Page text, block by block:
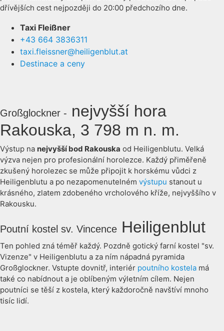
dřívějších cest nejpozději do 20:00 předchozího dne.
Taxi Fleißner
+43 664 3836311
taxi.fleissner@heiligenblut.at
Destinace a ceny
Großglockner - nejvyšší hora
Rakouska, 3 798 m n. m.
Výstup na nejvyšší bod Rakouska od Heiligenblutu. Velká
výzva nejen pro profesionální horolezce. Každý přiměřeně
zkušený horolezec se může připojit k horskému vůdci z
Heiligenblutu a po nezapomenutelném výstupu stanout u
krásného, zlatem zdobeného vrcholového kříže, nejvyššího v
Rakousku.
Poutní kostel sv. Vincence Heiligenblut
Ten pohled zná téměř každý. Pozdně gotický farní kostel "sv.
Vizenze" v Heiligenblutu a za ním nápadná pyramida
Großglockner. Vstupte dovnitř, interiér poutního kostela má
také co nabídnout a je oblíbeným výletním cílem. Nejen
poutníci se těší z kostela, který každoročně navštíví mnoho
tisíc lidí.